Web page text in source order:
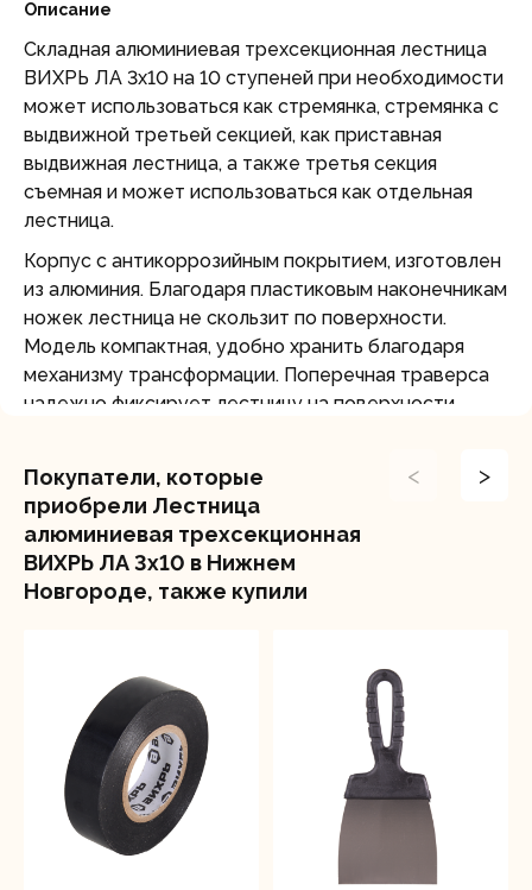
Описание
Складная алюминиевая трехсекционная лестница
ВИХРЬ ЛА 3х10 на 10 ступеней при необходимости
может использоваться как стремянка, стремянка с
выдвижной третьей секцией, как приставная
выдвижная лестница, а также третья секция
съемная и может использоваться как отдельная
лестница.
Корпус с антикоррозийным покрытием, изготовлен
из алюминия. Благодаря пластиковым наконечникам
ножек лестница не скользит по поверхности.
Модель компактная, удобно хранить благодаря
механизму трансформации. Поперечная траверса
надежно фиксирует лестницу на поверхности.
Покупатели, которые
приобрели Лестница
алюминиевая трехсекционная
ВИХРЬ ЛА 3х10 в Нижнем
Новгороде, также купили
< >